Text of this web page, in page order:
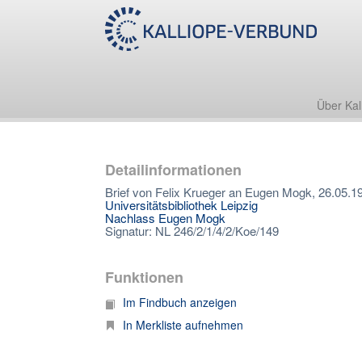
Über
Detailinformationen
Brief von Felix Krueger an Eugen Mogk,
Universitätsbibliothek Leipzig
Nachlass Eugen Mogk
Signatur: NL 246/2/1/4/2/Koe/149
Funktionen
Im Findbuch anzeigen
In Merkliste aufnehmen